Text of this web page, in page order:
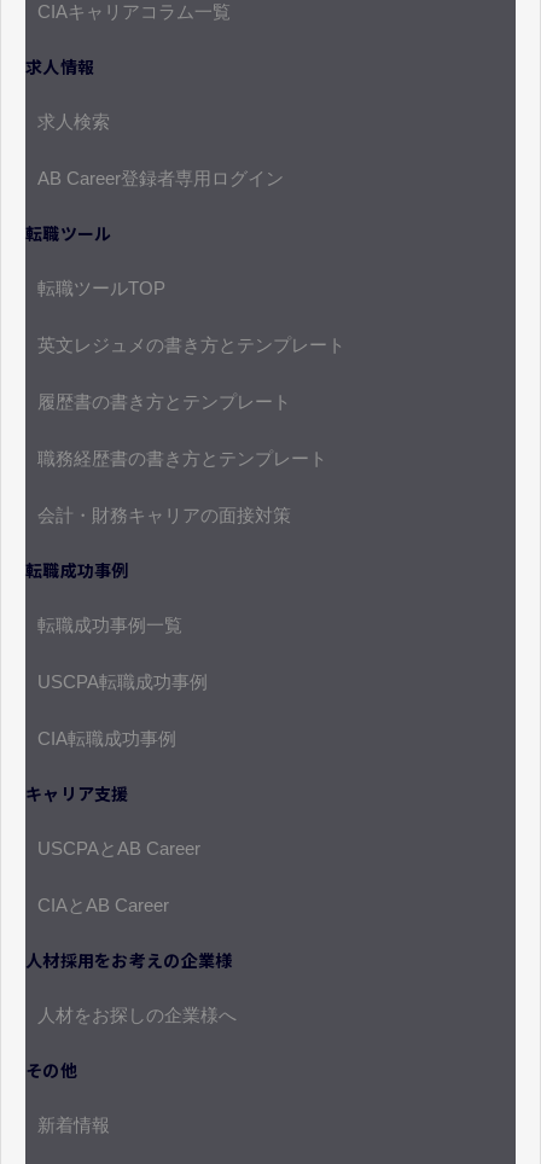
CIAキャリアコラム一覧
求人情報
求人検索
AB Career登録者専用ログイン
転職ツール
転職ツールTOP
英文レジュメの書き方とテンプレート
履歴書の書き方とテンプレート
職務経歴書の書き方とテンプレート
会計・財務キャリアの面接対策
転職成功事例
転職成功事例一覧
USCPA転職成功事例
CIA転職成功事例
キャリア支援
USCPAとAB Career
CIAとAB Career
人材採用をお考えの企業様
人材をお探しの企業様へ
その他
新着情報